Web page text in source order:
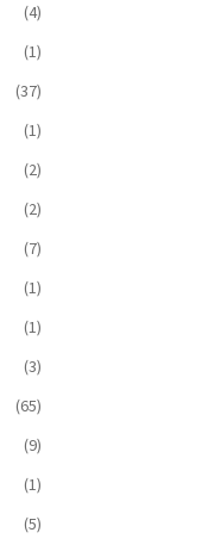
(4)
(1)
(37)
(1)
(2)
(2)
(7)
(1)
(1)
(3)
(65)
(9)
(1)
(5)